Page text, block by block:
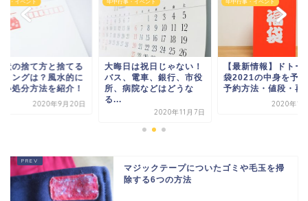
事・イベント
日は祝日じゃない！
、電車、銀行、市役
病院などはどうな
年中行事・イベント
【最新情報】ドトール福
袋2021の中身を予想！
予約方法・値段・再販...
年中行事・イベント
年賀状の捨て方と捨
タイミングは？風水
正しい処分方法を紹
2020年9
マジックテープについたゴミや毛玉を掃
除する6つの方法